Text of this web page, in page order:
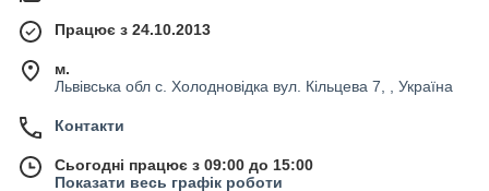
Працює з 24.10.2013
м.
Львівська обл с. Холодновідка вул. Кільцева 7, , Україна
Контакти
Сьогодні працює з 09:00 до 15:00
Показати весь графік роботи